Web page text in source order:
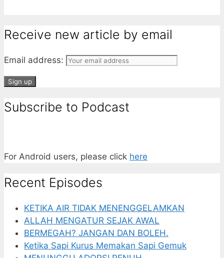
Receive new article by email
Email address:
Subscribe to Podcast
For Android users, please click here
Recent Episodes
KETIKA AIR TIDAK MENENGGELAMKAN
ALLAH MENGATUR SEJAK AWAL
BERMEGAH? JANGAN DAN BOLEH.
Ketika Sapi Kurus Memakan Sapi Gemuk